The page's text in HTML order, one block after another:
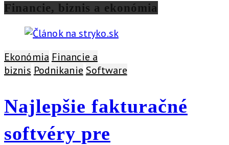
Financie, biznis a ekonómia
Ekonómia Financie a
biznis Podnikanie Software
Najlepšie fakturačné
softvéry pre